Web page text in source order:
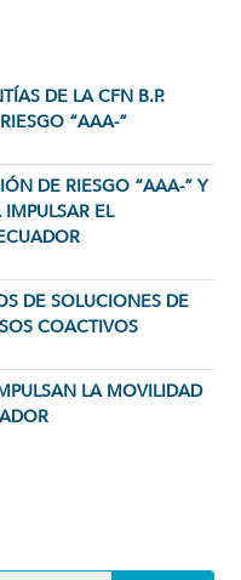
DE LA CFN B.P.
“AAA-”
DE RIESGO “AAA-” Y
EL
DE SOLUCIONES DE
COACTIVOS
LA MOVILIDAD